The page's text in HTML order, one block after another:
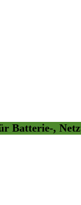
Batterie-,